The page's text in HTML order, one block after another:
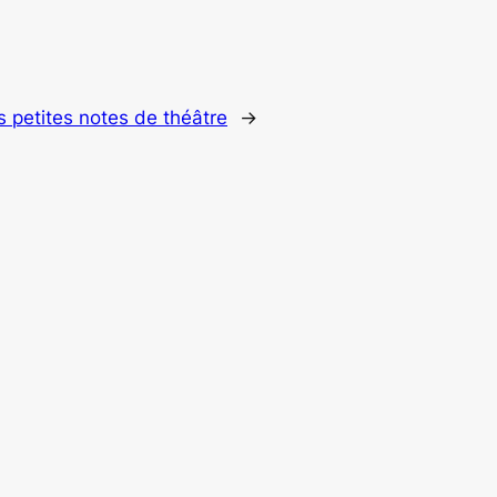
petites notes de théâtre →